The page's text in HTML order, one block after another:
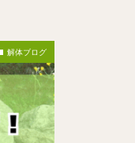
解体ブログ